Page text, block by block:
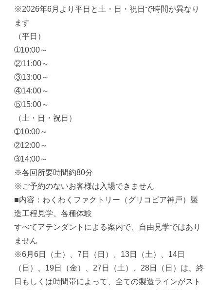
※2026年6月より平日と土・日・祝日で時間が異なり
ます
（平日）
➀10:00～
②11:00～
③13:00～
④14:00～
⑤15:00～
（土・日・祝日）
➀10:00～
➁12:00～
➂14:00～
※各回所要時間約80分
※ご予約のないお客様は入場できません
■内容：わくわくファクトリー（グリコピア神戸）製
造工程見学、各種体験
すべてアテンダントによる案内で、自由見学ではあり
ません
※6月6日（土）、7日（日）、13日（土）、14日
（日）、19日（金）、27日（土）、28日（日）は、終
日もしくは時間帯によって、全ての製造ラインがスト